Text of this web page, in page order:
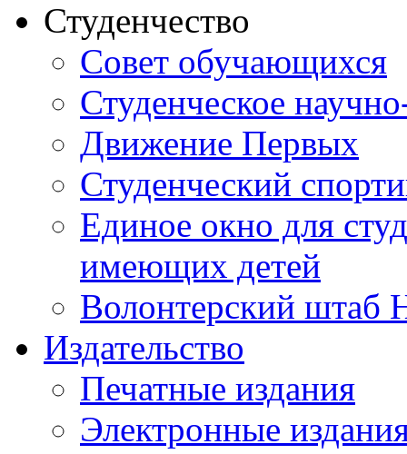
Студенчество
Совет обучающихся
Студенческое
Движение Первых
Студенческий
Единое окно для
имеющих детей
Волонтерский штаб
Издательство
Печатные издания
Электронные